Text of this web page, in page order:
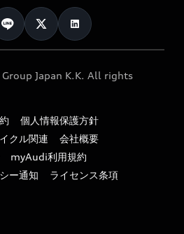
ン
Group Japan K.K. All rights
個人情報保護方針
クル関連
会社概要
myAudi利用規約
ー通知
ライセンス条項